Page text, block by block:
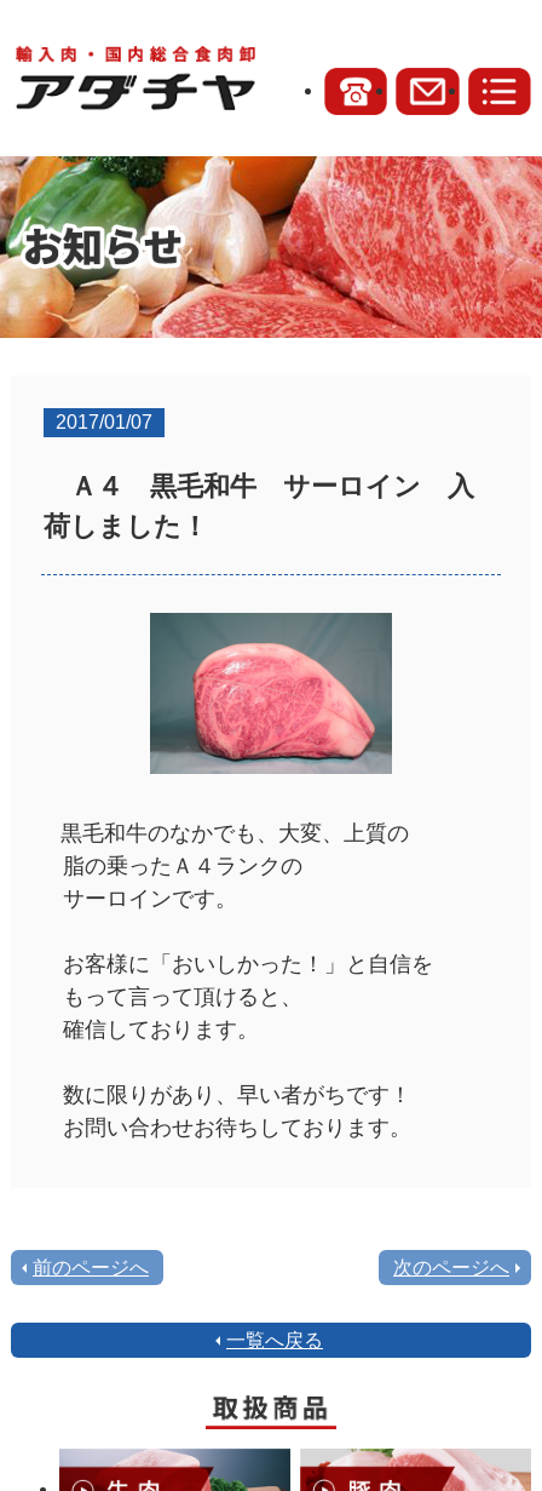
2017/01/07
Ａ４ 黒毛和牛 サーロイン 入
荷しました！
黒毛和牛のなかでも、大変、上質の
脂の乗ったＡ４ランクの
サーロインです。
お客様に「おいしかった！」と自信を
もって言って頂けると、
確信しております。
数に限りがあり、早い者がちです！
お問い合わせお待ちしております。
前のページへ 次のページへ
一覧へ戻る